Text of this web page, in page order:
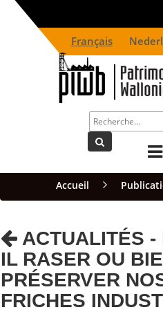
Français
Accueil
ACTUALITÉS -
IL RASER OU
PRÉSERVER
FRICHES